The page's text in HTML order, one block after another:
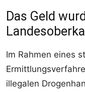
Das Geld
Im Rahmen eines
illegalen